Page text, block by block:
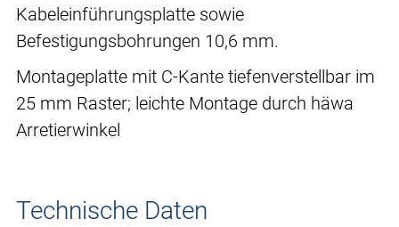
Kabeleinführungsplatte sowie
Befestigungsbohrungen 10,6 mm.
Montageplatte mit C-Kante tiefenverstellbar im
25 mm Raster; leichte Montage durch häwa
Arretierwinkel
Technische Daten